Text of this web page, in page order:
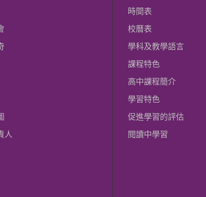
人
時間表
校曆表
學科及教學語言
課程特色
高中課程簡介
學習特色
促進學習的評估
閱讀中學習